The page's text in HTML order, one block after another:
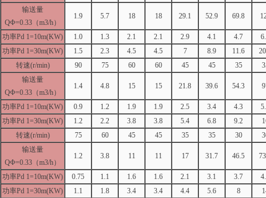
输送量
QΦ=0.33 （m3/h）
1.9 5.7 18 18 29.1 52.9 69.8
功率Pd 1=10m(KW) 1.0 1.3 2.1 2.1 2.9 4.1 4.7
功率Pd 1=30m(KW) 1.5 2.3 4.5 4.5 7 8.9 11.6
转速(r/min) 90 75 60 60 45 45 35
输送量
QΦ=0.33 （m3/h）
1.4 4.8 15 15 21.8 39.6 54.3
功率Pd 1=10m(KW) 0.9 1.2 1.9 1.9 2.5 3.4 4.3
功率Pd 1=30m(KW) 1.2 2.2 3.8 3.8 5.4 6.8 9.2
转速(r/min) 75 60 45 45 35 35 30
输送量
QΦ=0.33 （m3/h）
1.2 3.8 11 11 17 31.7 46.5
功率Pd 1=10m(KW) 0.75 1.1 1.6 1.6 2.1 3.1 3.7
功率Pd 1=30m(KW) 1.1 1.8 3.4 3.4 4.4 5.6 8